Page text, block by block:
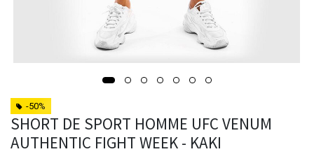
-50%
SHORT DE SPORT HOMME UFC VENUM
AUTHENTIC FIGHT WEEK - KAKI